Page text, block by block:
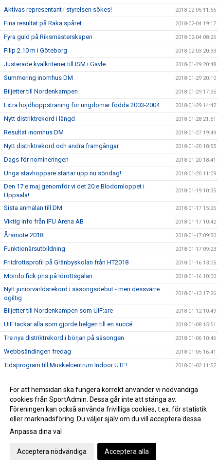
Aktivas representant i styrelsen sökes! 2018-02-05 11:56
Fina resultat på Raka spåret 2018-02-04 19:17
Fyra guld på Riksmästerskapen 2018-02-04 08:26
Filip 2.10 m i Göteborg 2018-02-03 20:33
Justerade kvalkriterier till ISM i Gävle 2018-01-29 20:48
Summering inomhus DM 2018-01-29 20:10
Biljetter till Nordenkampen 2018-01-29 17:35
Extra höjdhoppsträning för ungdomar födda 2003-2004 2018-01-29 14:42
Nytt distriktrekord i längd 2018-01-28 21:51
Resultat inomhus DM 2018-01-27 19:49
Nytt distriktrekord och andra framgångar 2018-01-20 18:55
Dags för nomineringen 2018-01-20 18:41
Unga stavhoppare startar upp nu söndag! 2018-01-20 11:09
Den 17:e maj genomför vi det 20:e Blodomloppet i
Uppsala!
2018-01-19 10:35
Sista anmälan till DM 2018-01-17 15:26
Viktig info från IFU Arena AB 2018-01-17 10:42
Årsmöte 2018 2018-01-17 09:50
Funktionärsutbildning 2018-01-17 09:23
Friidrottsprofil på Gränbyskolan från HT2018 2018-01-16 13:05
Mondo fick pris på Idrottsgalan 2018-01-16 10:00
Nytt juniorvärldsrekord i säsongsdebut - men dessvärre
ogiltig
2018-01-13 17:26
Biljetter till Nordenkampen som UIF:are 2018-01-12 10:49
UIF tackar alla som gjorde helgen till en succé 2018-01-08 15:51
Tre nya distriktrekord i början på säsongen 2018-01-06 10:46
Webbsändingen fredag 2018-01-05 16:41
Tidsprogram till Muskelcentrum Indoor UTE! 2018-01-02 11:52
Muskelcentrum Indoor Games 2017-12-20 14:28
Muskelcentrum Indoor games sänds LIVE! 2017-12-20 12:11
Säkra din biljetter till Nordenkampen! 2017-12-19 11:25
Öppettider jul/nyår - IFU Arena
Viktig info runt nyanmälan inför VT 2018
För att hemsidan ska fungera korrekt använder vi nödvändiga
cookies från SportAdmin. Dessa går inte att stänga av.
Föreningen kan också använda frivilliga cookies, t.ex. för statistik
eller marknadsföring. Du väljer själv om du vill acceptera dessa.
Anpassa dina val
Acceptera nödvändiga Acceptera alla